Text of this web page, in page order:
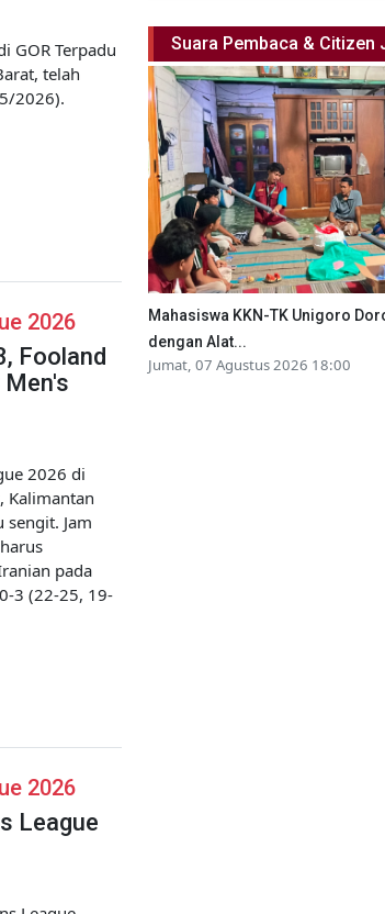
GOR Terpadu
telah
2026).
2026
Fooland
Men's
2026 di
Kalimantan
Jam
pada
3 (22-25, 19-
2026
League
Suara Pembaca & Citizen
Mahasiswa KKN-TK Unigoro
dengan Alat...
Jumat, 07 Agustus 2026 18:00